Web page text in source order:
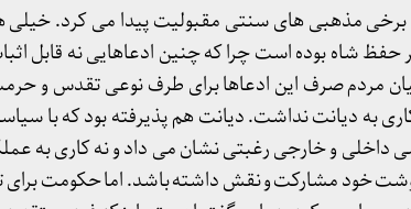
برخی مذهبی های سنتی مقبولیت پیدا می کرد. خیلی
حفظ شاه بوده است چرا که چنین ادعاهایی نه قابل
میان مردم صرف این ادعاها برای طرف نوعی تقدس و
به دیانت نداشت. دیانت هم پذیرفته بود که با
داخلی و خارجی رغبتی نشان می داد و نه کاری به
خود مشارکت و نقش داشته باشد. اما حکومت